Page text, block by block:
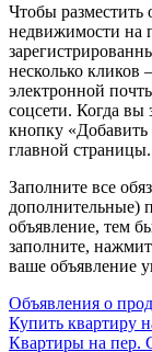
Чтобы разместить
недвижимости на
несколько
электронной
соцсети. Когда
кнопку «Добавить
главной страницы.
Заполните все
дополнительные)
объявление, тем
заполните,
ваше объявление
Объявления о
Купить квартиру
Квартиры на пер.